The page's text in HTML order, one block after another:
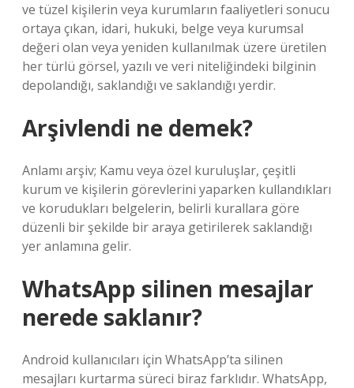
ve tüzel kişilerin veya kurumların faaliyetleri sonucu
ortaya çıkan, idari, hukuki, belge veya kurumsal
değeri olan veya yeniden kullanılmak üzere üretilen
her türlü görsel, yazılı ve veri niteliğindeki bilginin
depolandığı, saklandığı ve saklandığı yerdir.
Arşivlendi ne demek?
Anlamı arşiv; Kamu veya özel kuruluşlar, çeşitli
kurum ve kişilerin görevlerini yaparken kullandıkları
ve korudukları belgelerin, belirli kurallara göre
düzenli bir şekilde bir araya getirilerek saklandığı
yer anlamına gelir.
WhatsApp silinen mesajlar
nerede saklanır?
Android kullanıcıları için WhatsApp’ta silinen
mesajları kurtarma süreci biraz farklıdır. WhatsApp,